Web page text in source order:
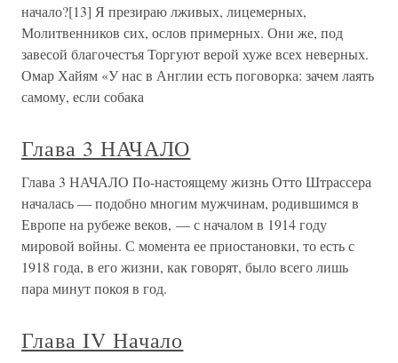
начало?[13] Я презираю лживых, лицемерных,
Молитвенников сих, ослов примерных. Они же, под
завесой благочестъя Торгуют верой хуже всех неверных.
Омар Хайям «У нас в Англии есть поговорка: зачем лаять
самому, если собака
Глава 3 НАЧАЛО
Глава 3 НАЧАЛО По-настоящему жизнь Отто Штрассера
началась — подобно многим мужчинам, родившимся в
Европе на рубеже веков, — с началом в 1914 году
мировой войны. С момента ее приостановки, то есть с
1918 года, в его жизни, как говорят, было всего лишь
пара минут покоя в год.
Глава IV Начало